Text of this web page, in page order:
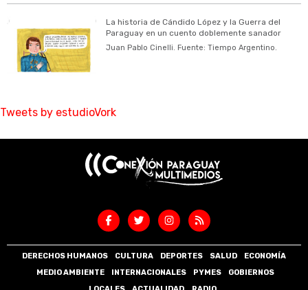
La historia de Cándido López y la Guerra del
Paraguay en un cuento doblemente sanador
Juan Pablo Cinelli. Fuente: Tiempo Argentino.
Tweets by estudioVork
DERECHOS HUMANOS CULTURA DEPORTES SALUD
ECONOMÍA
MEDIO AMBIENTE
INTERNACIONALES PYMES
GOBIERNOS